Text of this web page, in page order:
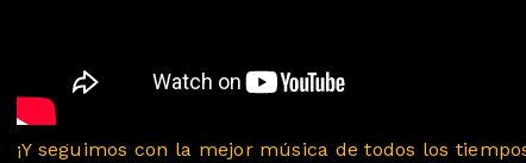
¡Y seguimos con la mejor música de todos los